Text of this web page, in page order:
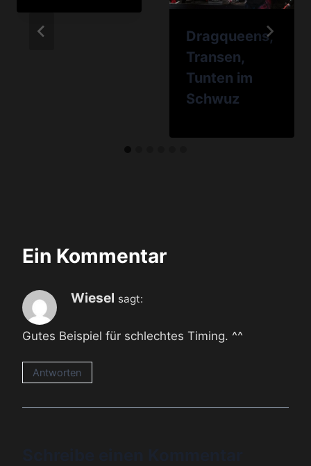
Dragqueens,
Transen,
Tunten im
Schwuz
Ein Kommentar
Wiesel sagt:
Gutes Beispiel für schlechtes Timing. ^^
Antworten